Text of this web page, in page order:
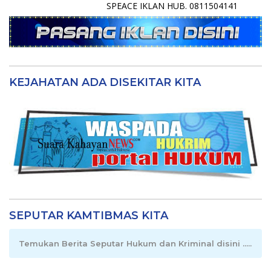
SPEACE IKLAN HUB. 0811504141
KEJAHATAN ADA DISEKITAR KITA
SEPUTAR KAMTIBMAS KITA
Temukan Berita Seputar Hukum dan Kriminal disini .....